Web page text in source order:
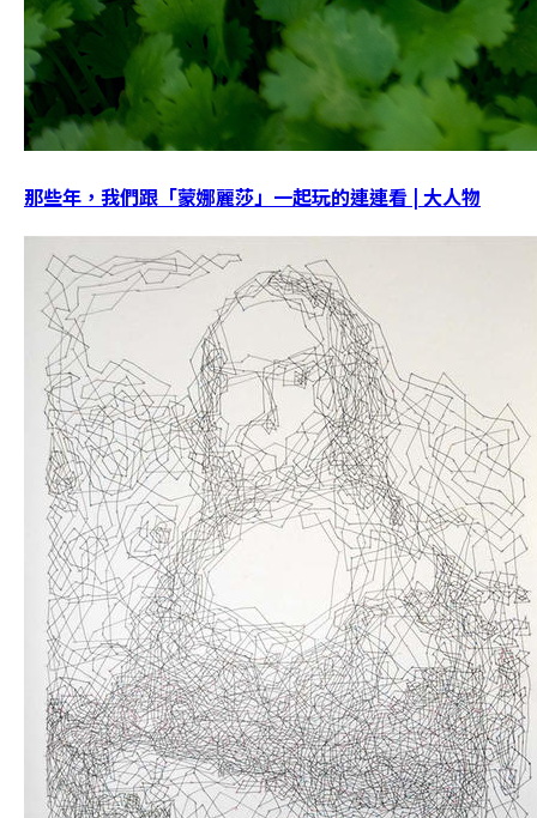
那些年，我們跟「蒙娜麗莎」一起玩的連連看 | 大人物